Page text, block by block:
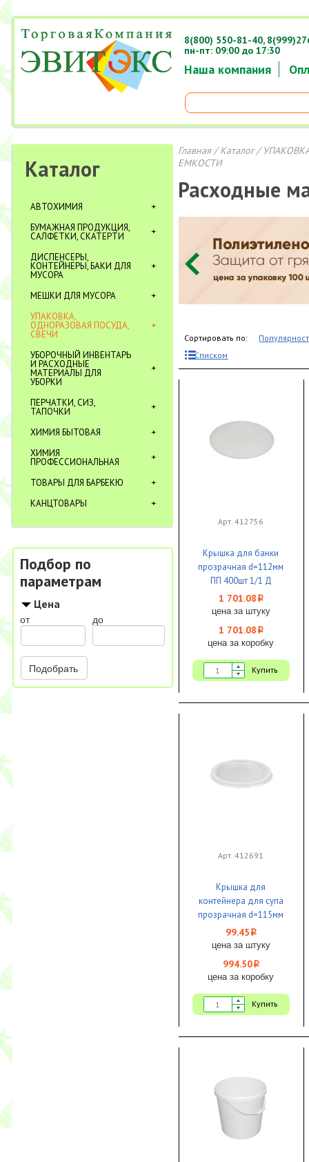
Наша компания
8(800) 550-81-40,
пн-пт: 09:00 до 17:30
Каталог
АВТОХИМИЯ
БУМАЖНАЯ ПРОДУКЦИЯ,
САЛФЕТКИ, СКАТЕРТИ
ДИСПЕНСЕРЫ,
КОНТЕЙНЕРЫ, БАКИ ДЛЯ
МУСОРА
МЕШКИ ДЛЯ МУСОРА
УПАКОВКА,
ОДНОРАЗОВАЯ ПОСУДА,
СВЕЧИ
УБОРОЧНЫЙ ИНВЕНТАРЬ
И РАСХОДНЫЕ
МАТЕРИАЛЫ ДЛЯ
УБОРКИ
ПЕРЧАТКИ, СИЗ,
ТАПОЧКИ
ХИМИЯ БЫТОВАЯ
ХИМИЯ
ПРОФЕССИОНАЛЬНАЯ
ТОВАРЫ ДЛЯ БАРБЕКЮ
КАНЦТОВАРЫ
Подбор по
параметрам
Цена
от до
Подобрать
Главная/Каталог/
ЕМКОСТИ
Расходные
Сортировать по:
Списком
Арт. 412756
Крышка для банки
прозрачная d=112мм
ПП 400шт 1/1 Д
1 701.08 i
цена за штуку
1 701.08 i
цена за коробку
Купить
Арт. 412691
Крышка для
контейнера для супа
прозрачная d=115мм
ПП 50шт 1/10 Д
99.45 i
цена за штуку
994.50i
цена за коробку
Купить